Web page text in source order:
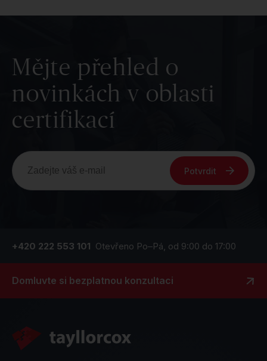
Mějte přehled o
novinkách v oblasti
certifikací
Potvrdit
+420 222 553 101 Otevřeno Po–Pá, od 9:00 do 17:00
Domluvte si bezplatnou konzultaci